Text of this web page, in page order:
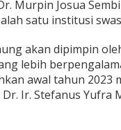
Murpin Josua
satu institusi
akan dipimpin
lebih
awal tahun 2023
Ir. Stefanus Yufra